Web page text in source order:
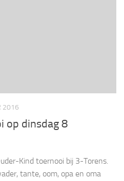
2016
op dinsdag 8
Kind toernooi bij 3-Torens.
tante, oom, opa en oma